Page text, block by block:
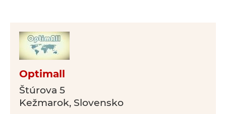
Optimall
Štúrova 5
Kežmarok, Slovensko